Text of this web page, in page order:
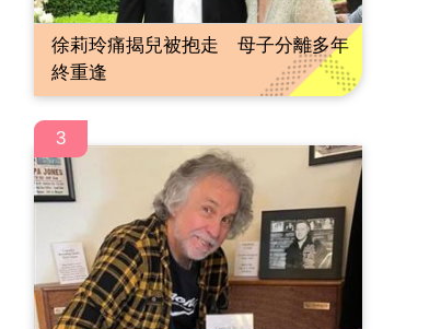
徐莉玲痛揭兒被抱走 母子分離多年
終重逢
3